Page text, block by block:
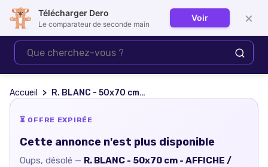
Se connecter
Accueil R. BLANC - 50x70 cm - AFFICHE / POSTER
⏳ OFFRE EXPIRÉE
Cette annonce n'est plus disponible
Oups, désolé — R. BLANC - 50x70 cm - AFFICHE /
Télécharger Dero
Le comparateur de seconde main
Voir ×